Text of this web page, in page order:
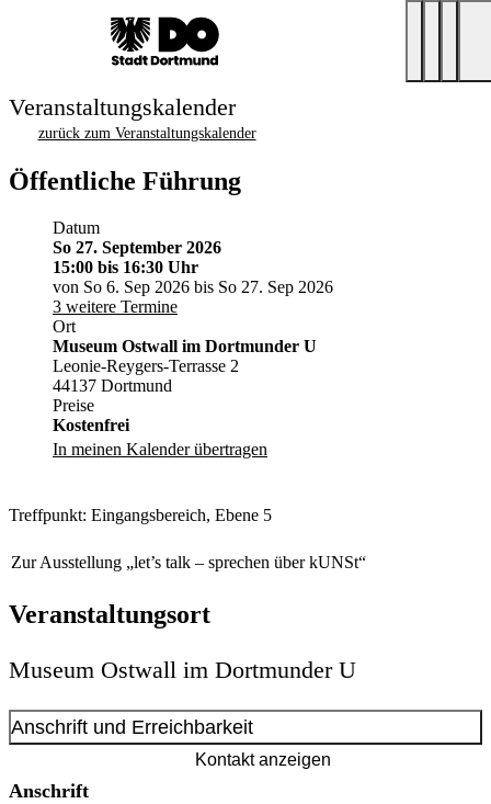
Veranstaltungskalender
zurück zum Veranstaltungskalender
Öffentliche Führung
Datum
So 27. September 2026
15:00 bis 16:30 Uhr
von So 6. Sep 2026 bis So 27. Sep 2026
3 weitere Termine
Ort
Museum Ostwall im Dortmunder U
Leonie-Reygers-Terrasse 2
44137 Dortmund
Preise
Kostenfrei
In meinen Kalender übertragen
Treffpunkt: Eingangsbereich, Ebene 5
Zur Ausstellung „let’s talk – sprechen über kUNSt“
Veranstaltungsort
Museum Ostwall im Dortmunder U
Anschrift und Erreichbarkeit
Kontakt anzeigen
Anschrift